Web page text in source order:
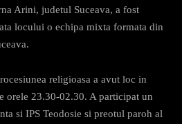
Arini, judetul Suceava, a fost
locului o echipa mixta formata din
religioasa a avut loc in
orele 23.30-02.30. A participat un
si IPS Teodosie si preotul paroh al